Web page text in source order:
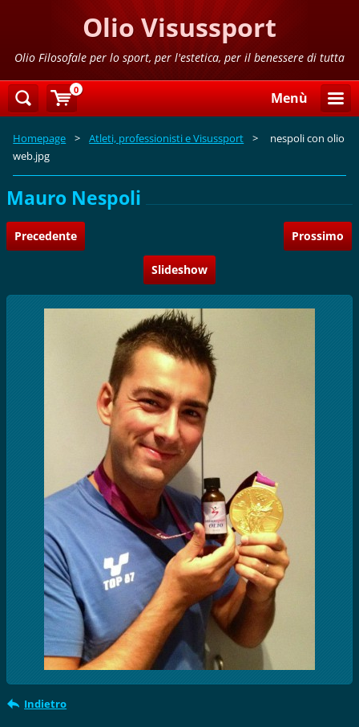
Olio Visussport
Olio Filosofale per lo sport, per l'estetica, per il benessere di tutta
Menù
Homepage > Atleti, professionisti e Visussport >
nespoli con olio
web.jpg
Mauro Nespoli
Precedente Prossimo
Slideshow
Indietro
0